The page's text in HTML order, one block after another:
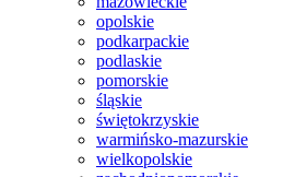
opolskie
podkarpackie
podlaskie
pomorskie
śląskie
świętokrzyskie
warmińsko-mazurskie
wielkopolskie